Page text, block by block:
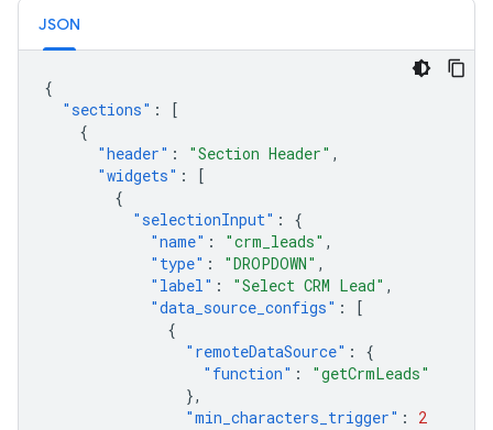
JSON
{
"sections" :
[
{
"header" : "Section Header" ,
"widgets" :
[
{
"selectionInput" :
{
"name" : "crm_leads" ,
"type" : "DROPDOWN" ,
"label" : "Select CRM Lead" ,
"data_source_configs" :
[
{
"remoteDataSource" :
{
"function" :
"getCrmLeads"
},
"min_characters_trigger" :
2